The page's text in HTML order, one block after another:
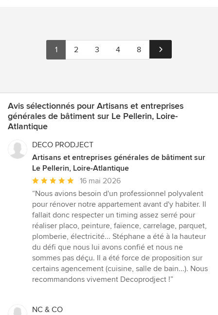
1 2 3 4 8
Avis sélectionnés pour Artisans et entreprises
générales de bâtiment sur Le Pellerin, Loire-
Atlantique
DECO PRODJECT
Artisans et entreprises générales de bâtiment sur
Le Pellerin, Loire-Atlantique
Note
moyenne
:
5
étoiles
sur
5
16 mai 2026
“Nous avions besoin d'un professionnel polyvalent
pour rénover notre appartement avant d'y habiter. Il
fallait donc respecter un timing assez serré pour
réaliser placo, peinture, faïence, carrelage, parquet,
plomberie, électricité... Stéphane a été à la hauteur
du défi que nous lui avons confié et nous ne
sommes pas déçu. Il a été force de proposition sur
certains agencement (cuisine, salle de bain...). Nous
recommandons vivement Decoprodject !”
NC & CO